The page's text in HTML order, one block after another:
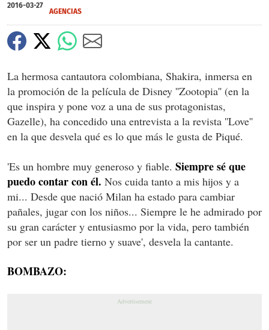
2016-03-27
AGENCIAS
La hermosa cantautora colombiana, Shakira, inmersa en
la promoción de la película de Disney ''Zootopia'' (en la
que inspira y pone voz a una de sus protagonistas,
Gazelle), ha concedido una entrevista a la revista ''Love''
en la que desvela qué es lo que más le gusta de Piqué.
'Es un hombre muy generoso y fiable. Siempre sé que
puedo contar con él. Nos cuida tanto a mis hijos y a
mi... Desde que nació Milan ha estado para cambiar
pañales, jugar con los niños... Siempre le he admirado por
su gran carácter y entusiasmo por la vida, pero también
por ser un padre tierno y suave', desvela la cantante.
BOMBAZO: